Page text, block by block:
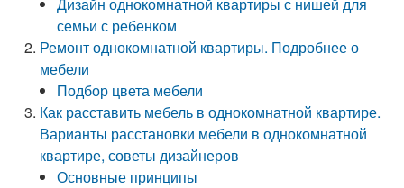
семьи с ребенком
Ремонт однокомнатной квартиры. Подробнее о
мебели
Подбор цвета мебели
Как расставить мебель в однокомнатной квартире.
Варианты расстановки мебели в однокомнатной
квартире, советы дизайнеров
Основные принципы